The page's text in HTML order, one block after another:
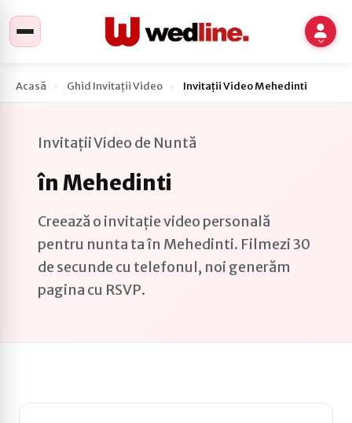
Acasă Ghid Invitații Video Invitații Video Mehedinti
Invitații Video de Nuntă
în Mehedinti
Creează o invitație video personală
pentru nunta ta în Mehedinti. Filmezi 30
de secunde cu telefonul, noi generăm
pagina cu RSVP.